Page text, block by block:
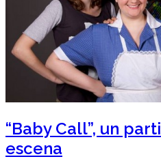
“Baby Call”, un
escena